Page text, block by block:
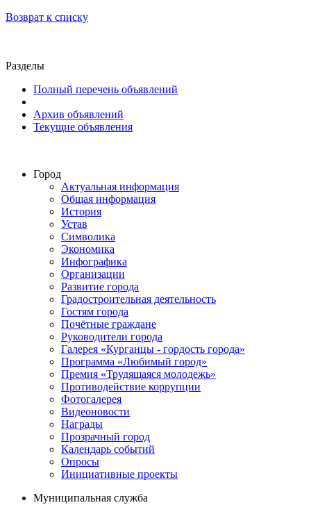
Возврат к списку
Разделы
Полный перечень объявлений
Архив объявлений
Текущие объявления
Город
Актуальная информация
Общая информация
История
Устав
Символика
Экономика
Инфографика
Организации
Развитие города
Градостроительная деятельность
Гостям города
Почётные граждане
Руководители города
Галерея «Курганцы - гордость города»
Программа «Любимый город»
Премия «Трудящаяся молодежь»
Противодействие коррупции
Фотогалерея
Видеоновости
Награды
Прозрачный город
Календарь событий
Опросы
Инициативные проекты
Муниципальная служба